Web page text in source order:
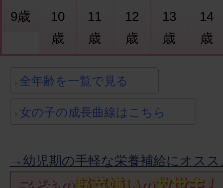
9歳
10
歳
11
歳
12
歳
13
歳
14
歳
全年齢を一覧で見る
女の子の成長曲線はこちら
→幼児期の手軽な栄養補給にオスス